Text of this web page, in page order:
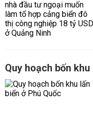
Quy hoạch bốn